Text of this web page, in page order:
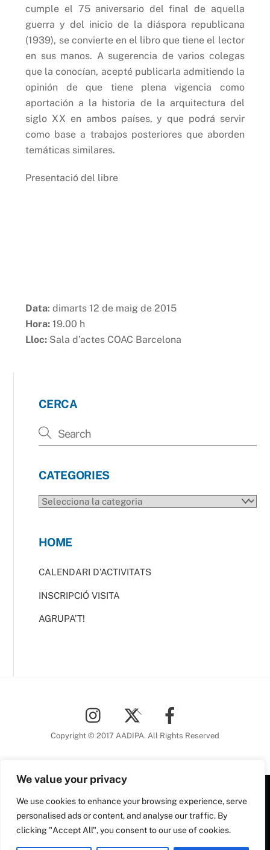
We value your privacy
We use cookies to enhance your browsing experience, serve
personalised ads or content, and analyse our traffic. By
clicking "Accept All", you consent to our use of cookies.
cumple el 75 aniversario del final de aquella
guerra y del inicio de la diáspora republicana
(1939), se convierte en el libro que tiene el lector
en sus manos. A sugerencia de varios colegas
que la conocían, acepté publicarla admitiendo la
opinión de que tiene plena vigencia como
aportación a la historia de la arquitectura del
siglo XX en ambos países, y que podrá servir
como base a trabajos posteriores que aborden
temáticas similares.
Presentació del libre
Data: dimarts 12 de maig de 2015
Hora: 19.00 h
Lloc: Sala d’actes COAC Barcelona
CERCA
CATEGORIES
CATEGORIES
HOME
CALENDARI D’ACTIVITATS
INSCRIPCIÓ VISITA
AGRUPA’T!
To
Top
Copyright © 2017 AADIPA. All Rights Reserved
Plaça Nova, 5 6a planta
08002 Barcelona
Tel. 93 306 78 28